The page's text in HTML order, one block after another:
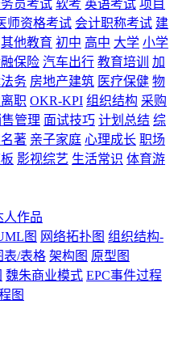
员考试 软考 英语考试 项目
师资格考试 会计职称考试 建
其他教育 初中 高中 大学 小学
保险 汽车出行 教育培训
加
务 房地产建筑 医疗保健 物
职 OKR-KPI 组织结构 采购
管理 面试技巧 计划总结 综
著 亲子家庭 心理成长 职场
影视综艺 生活常识 体育游
人作品
图 网络拓扑图 组织结构-
表/表格 架构图 原型图
魏朱商业模式 EPC事件过程
图